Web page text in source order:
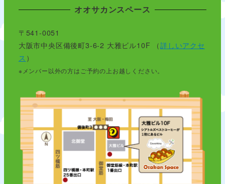
オオサカンスペース
〒541-0051
大阪市中央区備後町3-6-2 大雅ビル10F （詳しいアクセ
ス ）
※メンバー以外の方はご予約の上お越しください。